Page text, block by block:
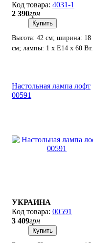
4031-1
2 390грн
Купить
Высота: 42 см; ширина: 18
см; лампы: 1 х Е14 х 60 Вт.
Настольная лампа лофт
00591
УКРАИНА
00591
3 409грн
Купить